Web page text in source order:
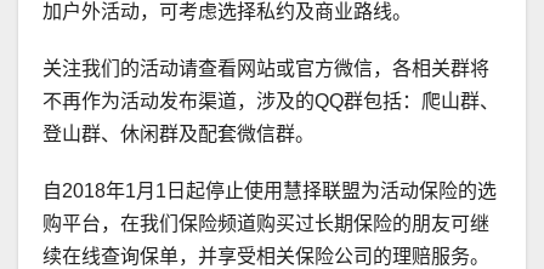
加户外活动，可考虑选择私约及商业路线。
关注我们的活动请查看网站或官方微信，各相关群将
不再作为活动发布渠道，涉及的QQ群包括：爬山群、
登山群、休闲群及配套微信群。
自2018年1月1日起停止使用慧择联盟为活动保险的选
购平台，在我们保险频道购买过长期保险的朋友可继
续在线查询保单，并享受相关保险公司的理赔服务。